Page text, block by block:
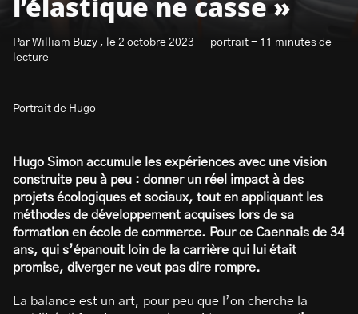
l’élastique ne casse »
Par William Buzy , le 2 octobre 2023 — portrait - 11 minutes de
lecture
Portrait de Hugo
Hugo Simon accumule les expériences avec une vision
construite peu à peu : donner un réel impact à des
projets écologiques et sociaux, tout en appliquant les
méthodes de développement acquises lors de sa
formation en école de commerce. Pour ce Caennais de 34
ans, qui s’épanouit loin de la carrière qui lui était
promise, diverger ne veut pas dire rompre.
La balance est un art, pour peu que l’on cherche la
S’abonner à la newsletter